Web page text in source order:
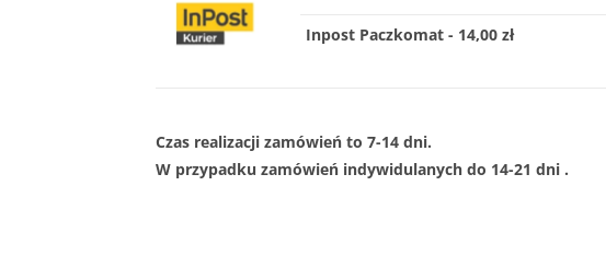
Inpost Paczkomat - 14,00 zł
Czas realizacji zamówień to 7-14 dni.
W przypadku zamówień indywidulanych do 14-21 dni .